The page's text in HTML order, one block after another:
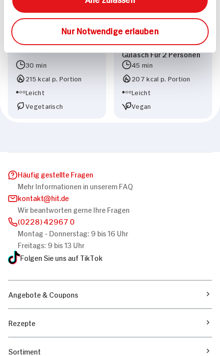
Nur Notwendige erlauben
30 min
215 kcal p. Portion
Leicht
Vegetarisch
Gulasch Für 2 Personen
45 min
207 kcal p. Portion
Leicht
Vegan
Häufig gestellte Fragen
Mehr Informationen in unserem FAQ
kontakt
hit.de
Wir beantworten gerne Ihre Fragen
(0228) 42967 0
Montag - Donnerstag: 9 bis 16 Uhr
Freitags: 9 bis 13 Uhr
Folgen Sie uns auf TikTok
Angebote & Coupons
Rezepte
Sortiment